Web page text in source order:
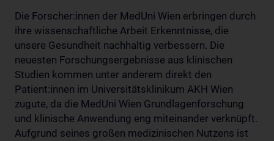
Die Forscher:innen der MedUni Wien erbringen durch
ihre wissenschaftliche Arbeit Erkenntnisse, die
unsere Gesundheit nachhaltig verbessern. Die
neuesten Forschungsergebnisse aus klinischen
Studien kommen unter anderem direkt den
Patient:innen im Universitätsklinikum AKH Wien
zugute, da die MedUni Wien Grundlagenforschung
und klinische Anwendung eng miteinander verknüpft.
Aufgrund seines großen medizinischen Nutzens ist